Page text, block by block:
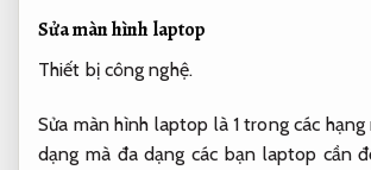
Sửa màn hình laptop
Thiết bị công nghệ.
Sửa màn hình laptop là 1 trong các hạng
dạng mà đa dạng các bạn laptop cần